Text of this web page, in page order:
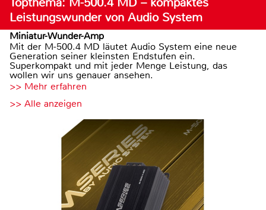
Leistungswunder von Audio System
Miniatur-Wunder-Amp
Mit der M-500.4 MD läutet Audio System eine neue
Generation seiner kleinsten Endstufen ein.
Superkompakt und mit jeder Menge Leistung, das
wollen wir uns genauer ansehen.
>> Mehr erfahren
>> Alle anzeigen